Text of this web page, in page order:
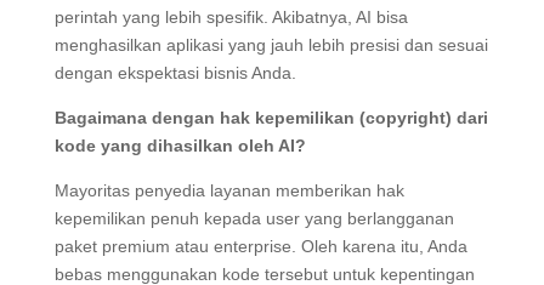
perintah yang lebih spesifik. Akibatnya, AI bisa
menghasilkan aplikasi yang jauh lebih presisi dan sesuai
dengan ekspektasi bisnis Anda.
Bagaimana dengan hak kepemilikan (copyright) dari
kode yang dihasilkan oleh AI?
Mayoritas penyedia layanan memberikan hak
kepemilikan penuh kepada user yang berlangganan
paket premium atau enterprise. Oleh karena itu, Anda
bebas menggunakan kode tersebut untuk kepentingan